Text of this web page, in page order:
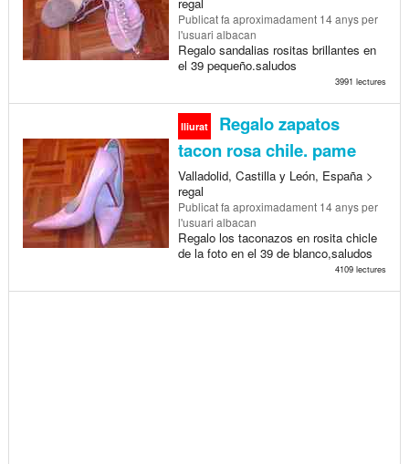
Publicatfa aproximadament 14 anysper
l'usuari albacan
Regalo sandalias rositas brillantes en
el 39 pequeño.saludos
3991 lectures
lliurat
Regalo zapatos
tacon rosa chile. pame
Valladolid, Castilla y León, España >
regal
Publicatfa aproximadament 14 anysper
l'usuari albacan
Regalo los taconazos en rosita chicle
de la foto en el 39 de blanco,saludos
4109 lectures